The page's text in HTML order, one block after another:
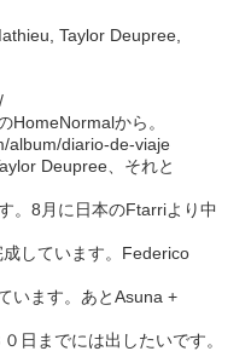
Taylor Deupree,
HomeNormalから。
album/diario-de-viaje
Deupree、それと
。8月に日本のFtarriより中
しています。Federico
います。あとAsuna +
日までには出したいです。